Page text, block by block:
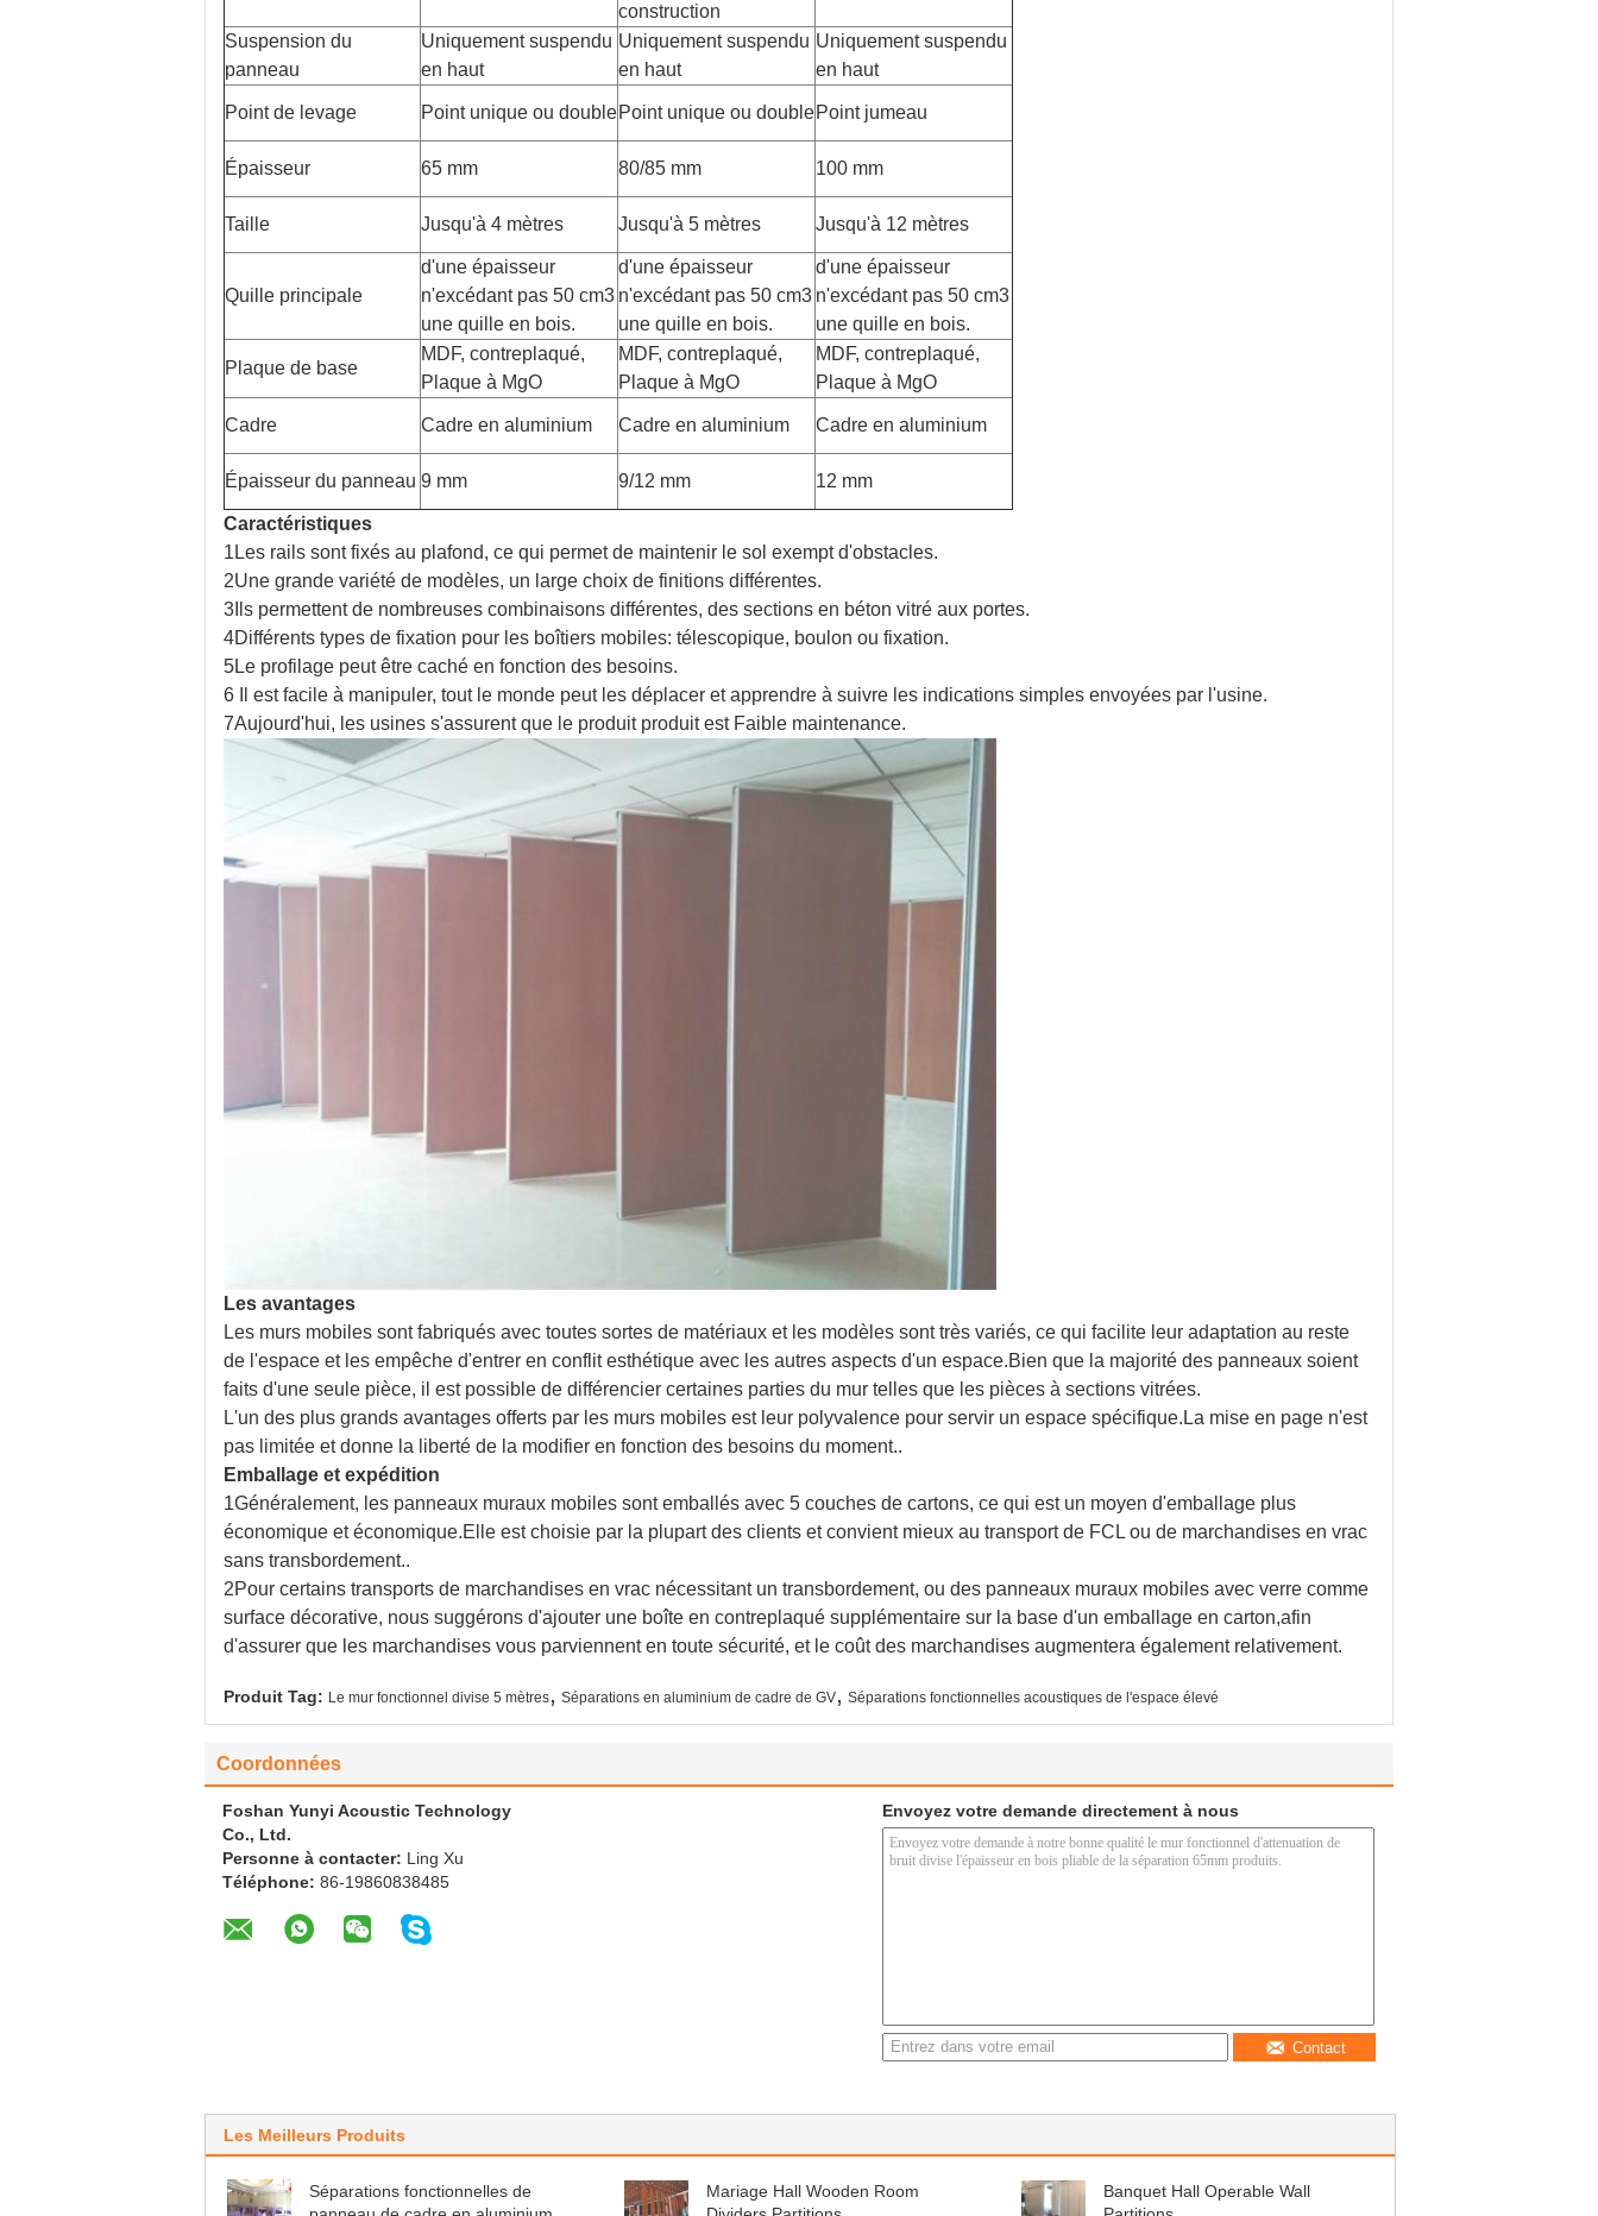
construction
Suspension du
panneau
Uniquement suspendu
en haut
Uniquement suspendu
en haut
Uniquement suspendu
en haut
Point de levage Point unique ou doublePoint unique ou doublePoint jumeau
Épaisseur 65 mm 80/85 mm 100 mm
Taille Jusqu'à 4 mètres Jusqu'à 5 mètres Jusqu'à 12 mètres
Quille principale
d'une épaisseur
n'excédant pas 50 cm3
une quille en bois.
d'une épaisseur
n'excédant pas 50 cm3
une quille en bois.
d'une épaisseur
n'excédant pas 50 cm3
une quille en bois.
Plaque de base
MDF, contreplaqué,
Plaque à MgO
MDF, contreplaqué,
Plaque à MgO
MDF, contreplaqué,
Plaque à MgO
Cadre Cadre en aluminium Cadre en aluminium Cadre en aluminium
Épaisseur du panneau 9 mm 9/12 mm 12 mm
Caractéristiques
1Les rails sont fixés au plafond, ce qui permet de maintenir le sol exempt d'obstacles.
2Une grande variété de modèles, un large choix de finitions différentes.
3Ils permettent de nombreuses combinaisons différentes, des sections en béton vitré aux portes.
4Différents types de fixation pour les boîtiers mobiles: télescopique, boulon ou fixation.
5Le profilage peut être caché en fonction des besoins.
6 Il est facile à manipuler, tout le monde peut les déplacer et apprendre à suivre les indications simples envoyées par l'usine.
7Aujourd'hui, les usines s'assurent que le produit produit est Faible maintenance.
Les avantages
Les murs mobiles sont fabriqués avec toutes sortes de matériaux et les modèles sont très variés, ce qui facilite leur adaptation au reste
de l'espace et les empêche d'entrer en conflit esthétique avec les autres aspects d'un espace.Bien que la majorité des panneaux soient
faits d'une seule pièce, il est possible de différencier certaines parties du mur telles que les pièces à sections vitrées.
L'un des plus grands avantages offerts par les murs mobiles est leur polyvalence pour servir un espace spécifique.La mise en page n'est
pas limitée et donne la liberté de la modifier en fonction des besoins du moment..
Emballage et expédition
1Généralement, les panneaux muraux mobiles sont emballés avec 5 couches de cartons, ce qui est un moyen d'emballage plus
économique et économique.Elle est choisie par la plupart des clients et convient mieux au transport de FCL ou de marchandises en vrac
sans transbordement..
2Pour certains transports de marchandises en vrac nécessitant un transbordement, ou des panneaux muraux mobiles avec verre comme
surface décorative, nous suggérons d'ajouter une boîte en contreplaqué supplémentaire sur la base d'un emballage en carton,afin
d'assurer que les marchandises vous parviennent en toute sécurité, et le coût des marchandises augmentera également relativement.
Produit Tag: Le mur fonctionnel divise 5 mètres Séparations en aluminium de cadre de GV Séparations fonctionnelles acoustiques de l'espace élevé
Coordonnées
Foshan Yunyi Acoustic Technology
Co., Ltd.
Personne à contacter: Ling Xu
Téléphone: 86-19860838485
Envoyez votre demande directement à nous
Contact
Les Meilleurs Produits
Séparations fonctionnelles de
Mariage Hall Wooden Room
Banquet Hall Operable Wall